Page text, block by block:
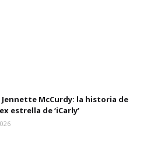
Jennette McCurdy: la historia de
estrella de ‘iCarly’